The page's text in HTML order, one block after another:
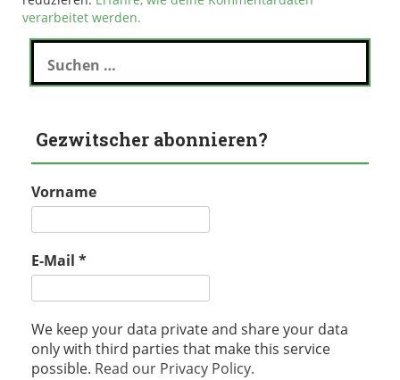
verarbeitet werden.
Suchen
nach:
Gezwitscher abonnieren?
Vorname
E-Mail *
We keep your data private and share your data
only with third parties that make this service
possible. Read our Privacy Policy.